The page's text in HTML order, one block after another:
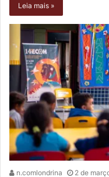
Leia mais »
n.comlondrina 2 de